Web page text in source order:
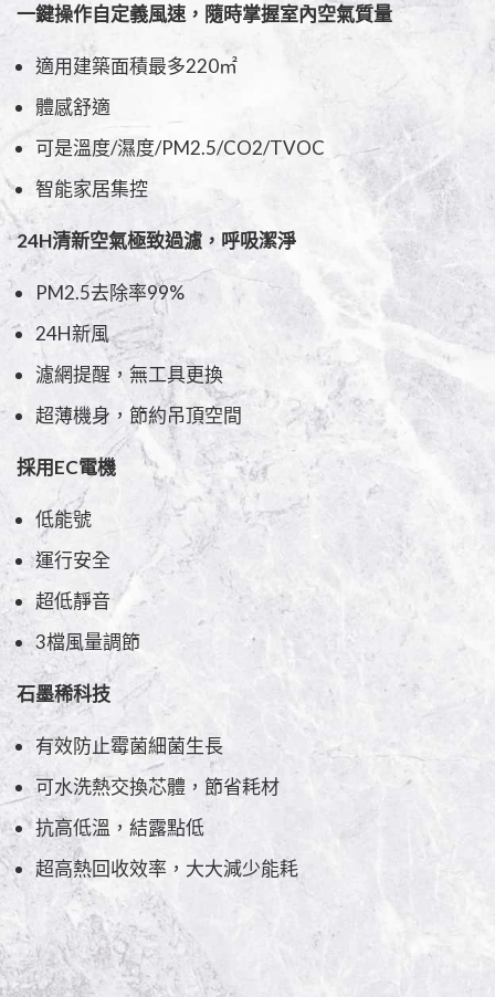
一鍵操作自定義風速，隨時掌握室內空氣質量
適用建築面積最多220㎡
體感舒適
可是溫度/濕度/PM2.5/CO2/TVOC
智能家居集控
24H清新空氣極致過濾，呼吸潔淨
PM2.5去除率99%
24H新風
濾網提醒，無工具更換
超薄機身，節約吊頂空間
採用EC電機
低能號
運行安全
超低靜音
3檔風量調節
石墨稀科技
有效防止霉菌細菌生長
可水洗熱交換芯體，節省耗材
抗高低溫，結露點低
超高熱回收效率，大大減少能耗